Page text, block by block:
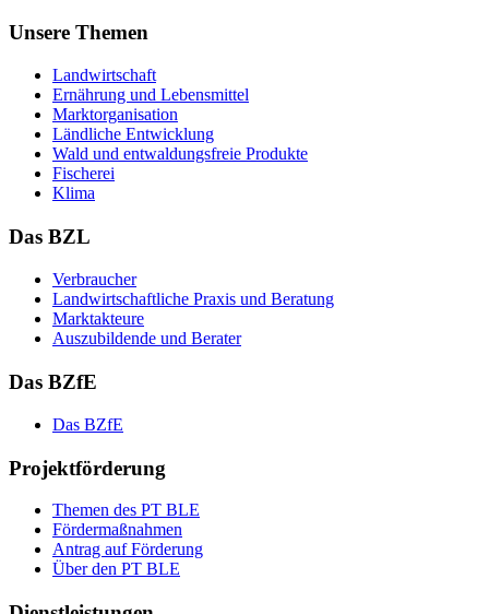
Unsere Themen
Land­wirt­schaft
Er­näh­rung und Le­bens­mit­tel
Markt­or­ga­ni­sa­ti­on
Länd­li­che Ent­wick­lung
Wald und ent­wal­dungs­freie Pro­duk­te
Fi­sche­rei
Kli­ma
Das BZL
Ver­brau­cher
Land­wirtschaft­liche Pra­xis und Be­ra­tung
Mark­tak­teu­re
Aus­zu­bil­den­de und Be­ra­ter
Das BZfE
Das BZ­fE
Projektförderung
The­men des PT BLE
För­der­maß­nah­men
An­trag auf För­de­rung
Über den PT BLE